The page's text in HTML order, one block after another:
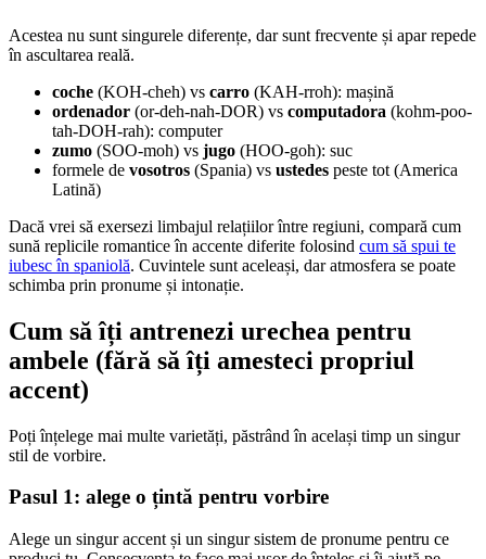
Acestea nu sunt singurele diferențe, dar sunt frecvente și apar repede
în ascultarea reală.
coche (KOH-cheh) vs carro (KAH-rroh): mașină
ordenador (or-deh-nah-DOR) vs computadora (kohm-poo-
tah-DOH-rah): computer
zumo (SOO-moh) vs jugo (HOO-goh): suc
formele de vosotros (Spania) vs ustedes peste tot (America
Latină)
Dacă vrei să exersezi limbajul relațiilor între regiuni, compară cum
sună replicile romantice în accente diferite folosind cum să spui te
iubesc în spaniolă. Cuvintele sunt aceleași, dar atmosfera se poate
schimba prin pronume și intonație.
Cum să îți antrenezi urechea pentru
ambele (fără să îți amesteci propriul
accent)
Poți înțelege mai multe varietăți, păstrând în același timp un singur
stil de vorbire.
Pasul 1: alege o țintă pentru vorbire
Alege un singur accent și un singur sistem de pronume pentru ce